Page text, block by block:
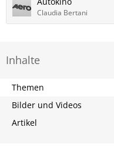
Claudia Bertani
Inhalte
Themen
Bilder und Videos
Artikel